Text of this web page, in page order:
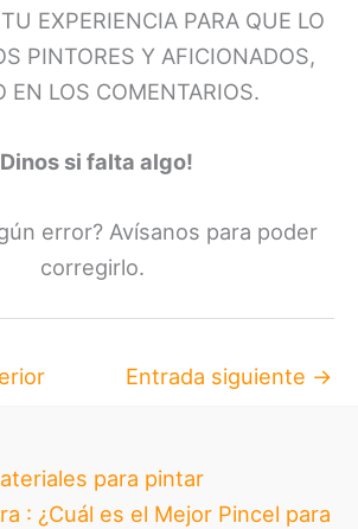
EXPERIENCIA PARA QUE LO
PINTORES Y AFICIONADOS,
EN LOS COMENTARIOS.
si falta algo!
error? Avísanos para poder
corregirlo.
Entrada siguiente →
para pintar
: ¿Cuál es el Mejor Pincel para